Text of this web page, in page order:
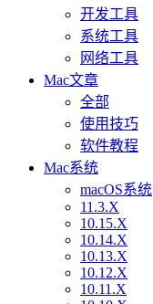
开发工具
系统工具
网络工具
Mac文章
全部
使用技巧
软件教程
Mac系统
macOS系统
11.3.X
10.15.X
10.14.X
10.13.X
10.12.X
10.11.X